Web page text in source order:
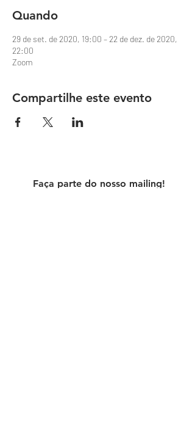
Quando
29 de set. de 2020, 19:00 – 22 de dez. de 2020,
22:00
Zoom
Compartilhe este evento
Faça parte do nosso mailing!